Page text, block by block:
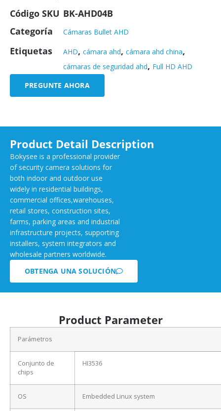
Código SKU BK-AHD04B
Categoría
Cámaras Bullet AHD
Etiquetas AHD, cámara ahd, cámara ahd china,
cámaras de seguridad ahd, Full HD AHD
PREGUNTE AHORA
Product Detail Description
Bokysee is a professional provider
of security camera solutions for
both indoor and outdoor use
widely in residential buildings,
commercial offices,warehouses,
retail stores, construction sites,
farms, parking areas and industrial
infrastructure projects, supporting
installers, system integrators and
wholesale partners worldwide.
OBTENGA UNA SOLUCIÓN
Product Parameter
Parámetros
Conjunto de
chips
HI3536
OS Embedded Linux system